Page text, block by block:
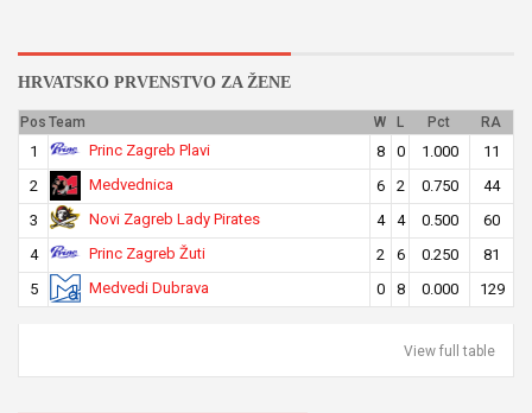
HRVATSKO PRVENSTVO ZA ŽENE
Pos Team W L Pct RA
1 Princ Zagreb Plavi 8 0 1.000
11
2
Medvednica 6 2 0.750
44
3
Novi Zagreb Lady Pirates 4 4 0.500
60
4
Princ Zagreb Žuti 2 6 0.250
81
5
Medvedi Dubrava 0 8 0.000 129
View full table